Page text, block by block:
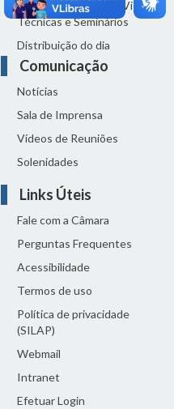
Audiências Públicas, Visitas
Técnicas e Seminários
Distribuição do dia
Comunicação
Notícias
Sala de Imprensa
Vídeos de Reuniões
Solenidades
Links Úteis
Fale com a Câmara
Perguntas Frequentes
Acessibilidade
Termos de uso
Política de privacidade
(SILAP)
Webmail
Intranet
Efetuar Login